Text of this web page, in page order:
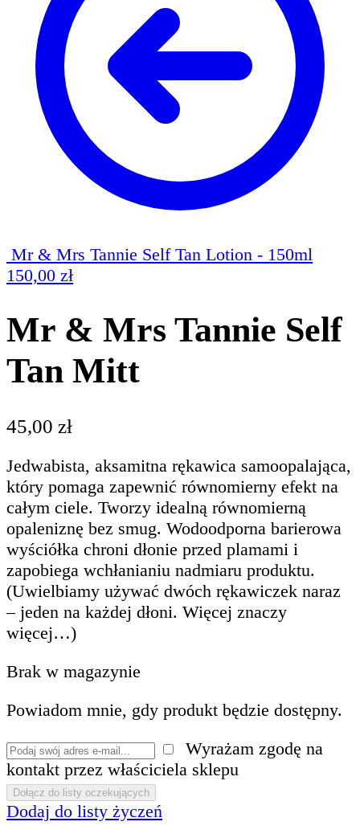
Mr & Mrs Tannie Self Tan Lotion - 150ml
150,00 zł
Mr & Mrs Tannie Self
Tan Mitt
45,00 zł
Jedwabista, aksamitna rękawica samoopalająca,
który pomaga zapewnić równomierny efekt na
całym ciele. Tworzy idealną równomierną
opaleniznę bez smug. Wodoodporna barierowa
wyściółka chroni dłonie przed plamami i
zapobiega wchłanianiu nadmiaru produktu.
(Uwielbiamy używać dwóch rękawiczek naraz
– jeden na każdej dłoni. Więcej znaczy
więcej…)
Brak w magazynie
Powiadom mnie, gdy produkt będzie dostępny.
Wyrażam zgodę na
kontakt przez właściciela sklepu
Dodaj do listy życzeń